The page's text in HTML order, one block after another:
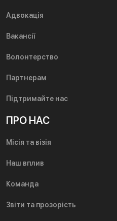
Адвокація
Вакансії
Волонтерство
Партнерам
Підтримайте нас
ПРО НАС
Місія та візія
Наш вплив
Команда
Звіти та прозорість